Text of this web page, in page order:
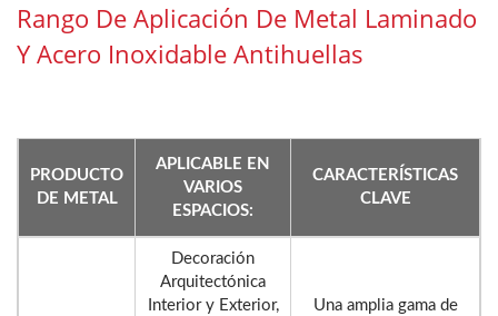
Rango De Aplicación De Metal Laminado
Y Acero Inoxidable Antihuellas
PRODUCTO
DE METAL
APLICABLE EN
VARIOS
ESPACIOS:
CARACTERÍSTICAS
CLAVE
Decoración
Arquitectónica
Interior y Exterior,
Una amplia gama de